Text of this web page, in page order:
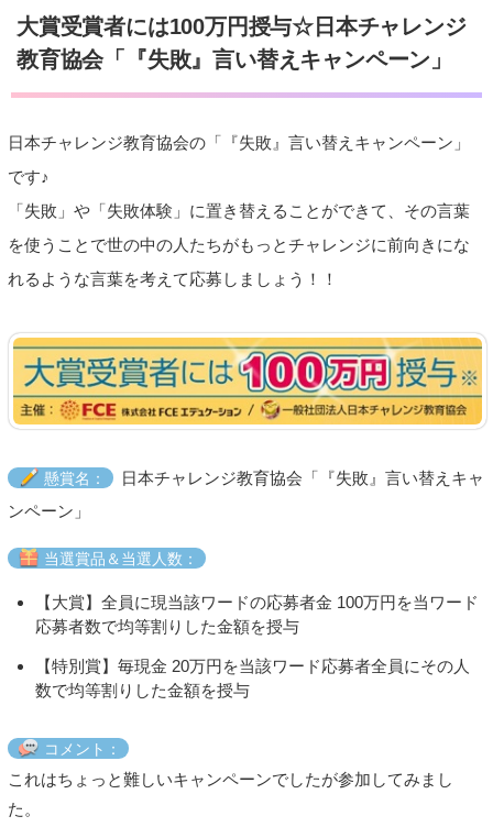
大賞受賞者には100万円授与☆日本チャレンジ
教育協会「『失敗』言い替えキャンペーン」
日本チャレンジ教育協会の「『失敗』言い替えキャンペーン」
です♪
「失敗」や「失敗体験」に置き替えることができて、その言葉
を使うことで世の中の人たちがもっとチャレンジに前向きにな
れるような言葉を考えて応募しましょう！！
懸賞名：
日本チャレンジ教育協会「『失敗』言い替えキャ
ンペーン」
当選賞品＆当選人数：
【大賞】全員に現当該ワードの応募者金 100万円を当ワード
応募者数で均等割りした金額を授与
【特別賞】毎現金 20万円を当該ワード応募者全員にその人
数で均等割りした金額を授与
コメント：
これはちょっと難しいキャンペーンでしたが参加してみまし
た。